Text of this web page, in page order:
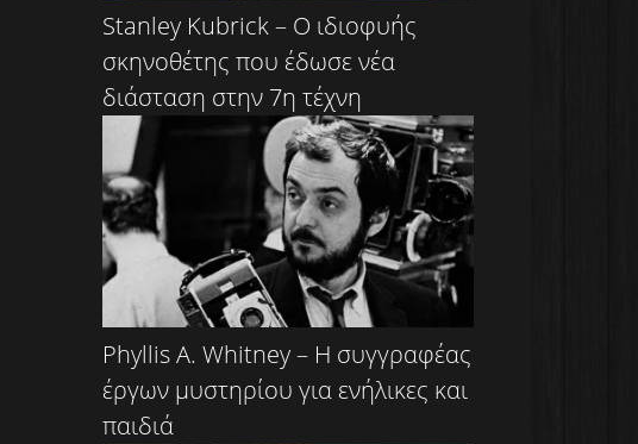
Stanley Kubrick – Ο ιδιοφυής
σκηνοθέτης που έδωσε νέα
διάσταση στην 7η τέχνη
Phyllis A. Whitney – Η συγγραφέας
έργων μυστηρίου για ενήλικες και
παιδιά